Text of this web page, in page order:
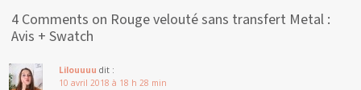
4 Comments on Rouge velouté sans transfert Metal :
Avis + Swatch
Lilouuuu dit :
10 avril 2018 à 18 h 28 min